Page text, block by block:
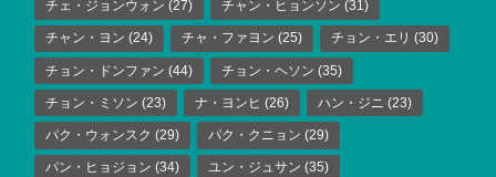
チェ・ジョンウォン (27) チャン・ヒョンソン (31)
チャン・ヨン (24) チャ・ファヨン (25) チョン・エリ (30)
チョン・ドンファン (44) チョン・ヘソン (35)
チョン・ミソン (23) ナ・ヨンヒ (26) ハン・ジニ (23)
パク・ウォンスク (29) パク・クニョン (29)
パン・ヒョジョン (34) ユン・ジュサン (35)